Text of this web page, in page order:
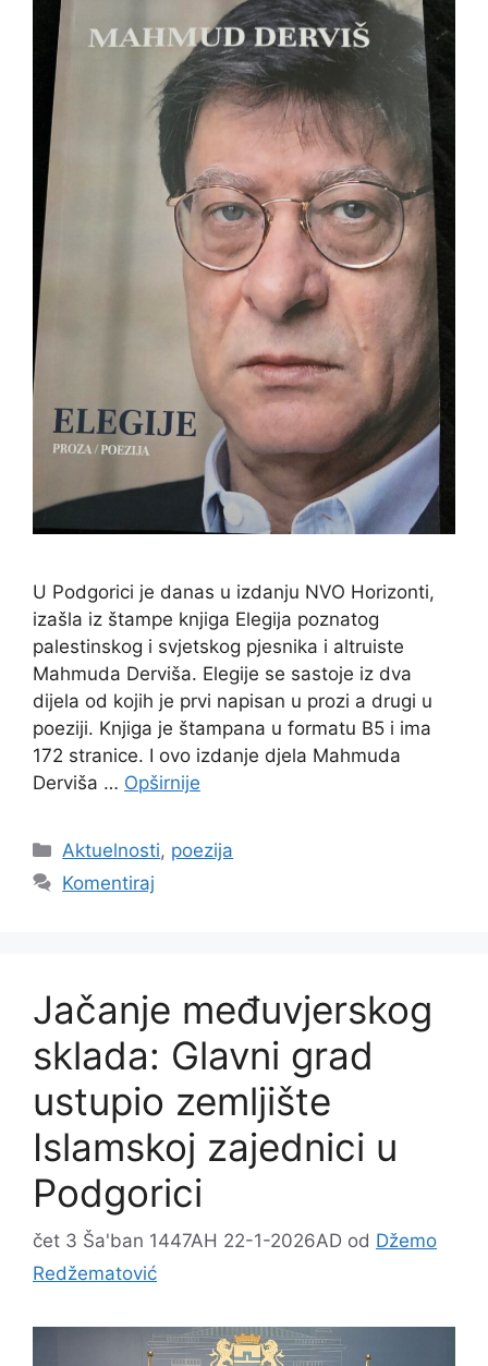
U Podgorici je danas u izdanju NVO Horizonti,
izašla iz štampe knjiga Elegija poznatog
palestinskog i svjetskog pjesnika i altruiste
Mahmuda Derviša. Elegije se sastoje iz dva
dijela od kojih je prvi napisan u prozi a drugi u
poeziji. Knjiga je štampana u formatu B5 i ima
172 stranice. I ovo izdanje djela Mahmuda
Derviša … Opširnije
Kategorije
Aktuelnosti, poezija
Komentiraj
Jačanje međuvjerskog
sklada: Glavni grad
ustupio zemljište
Islamskoj zajednici u
Podgorici
čet 3 Ša'ban 1447AH 22-1-2026AD od Džemo
Redžematović